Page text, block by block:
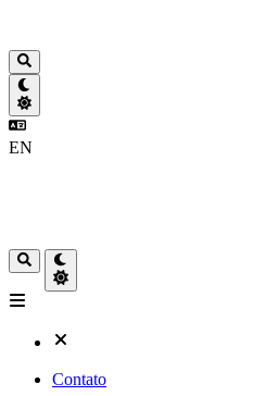
EN
Contato